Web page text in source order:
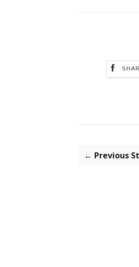
← Previous